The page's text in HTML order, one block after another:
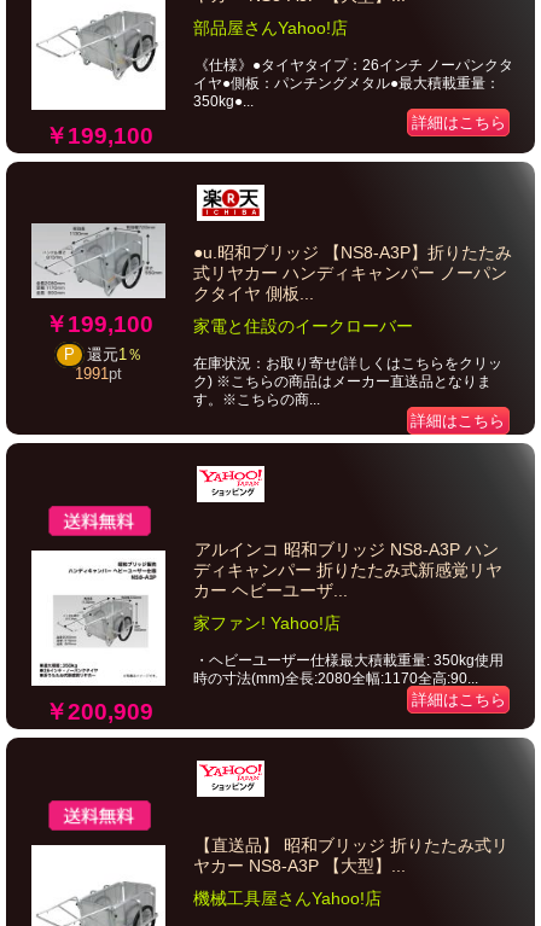
￥199,100
部品屋さんYahoo!店
《仕様》●タイヤタイプ：26インチ ノーパンクタ
イヤ●側板：パンチングメタル●最大積載重量：
350kg●...
詳細はこちら
￥199,100
P 還元1％
1991pt
●u.昭和ブリッジ 【NS8-A3P】折りたたみ
式リヤカー ハンディキャンパー ノーパン
クタイヤ 側板...
家電と住設のイークローバー
在庫状況：お取り寄せ(詳しくはこちらをクリッ
ク) ※こちらの商品はメーカー直送品となりま
す。※こちらの商...
詳細はこちら
￥200,909
アルインコ 昭和ブリッジ NS8-A3P ハン
ディキャンパー 折りたたみ式新感覚リヤ
カー ヘビーユーザ...
家ファン! Yahoo!店
・ヘビーユーザー仕様最大積載重量: 350kg使用
時の寸法(mm)全長:2080全幅:1170全高:90...
詳細はこちら
【直送品】 昭和ブリッジ 折りたたみ式リ
ヤカー NS8-A3P 【大型】...
機械工具屋さんYahoo!店